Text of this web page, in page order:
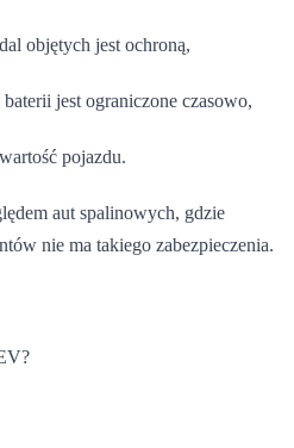
objętych jest ochroną,
jest ograniczone czasowo,
pojazdu.
aut spalinowych, gdzie
nie ma takiego zabezpieczenia.